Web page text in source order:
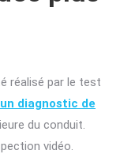
réalisé par le test
un diagnostic de
du conduit.
vidéo.